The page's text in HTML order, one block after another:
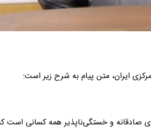
ایران، متن پیام به شرح زیر است:
صادقانه و خستگی‌ناپذیر همه کسانی